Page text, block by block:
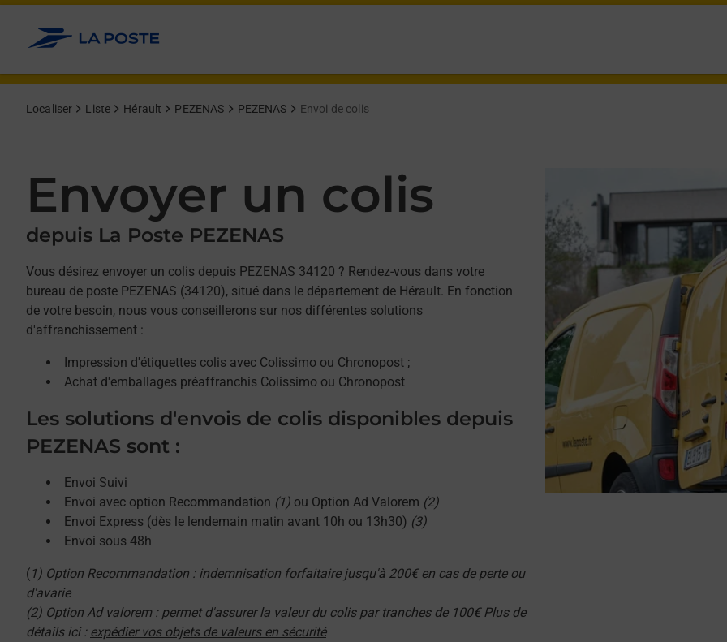
Allez au contenu
Localiser Liste Hérault PEZENAS PEZENAS Envoi de colis
Envoyer un colis
depuis La Poste PEZENAS
Vous désirez envoyer un colis depuis PEZENAS 34120 ? Rendez-vous dans votre
bureau de poste PEZENAS (34120), situé dans le département de Hérault. En fonction
de votre besoin, nous vous conseillerons sur nos différentes solutions
d'affranchissement :
Impression d'étiquettes colis avec Colissimo ou Chronopost ;
Achat d'emballages préaffranchis Colissimo ou Chronopost
Les solutions d'envois de colis disponibles depuis
PEZENAS sont :
Envoi Suivi
Envoi avec option Recommandation (1) ou Option Ad Valorem (2)
Envoi Express (dès le lendemain matin avant 10h ou 13h30) (3)
Envoi sous 48h
( 1) Option Recommandation : indemnisation forfaitaire jusqu'à 200€ en cas de perte ou
d'avarie
(2) Option Ad valorem : permet d'assurer la valeur du colis par tranches de 100€ Plus de
détails ici : expédier vos objets de valeurs en sécurité
Afficher ou masquer la réponse
Afficher ou masquer la réponse
Afficher ou masquer la réponse